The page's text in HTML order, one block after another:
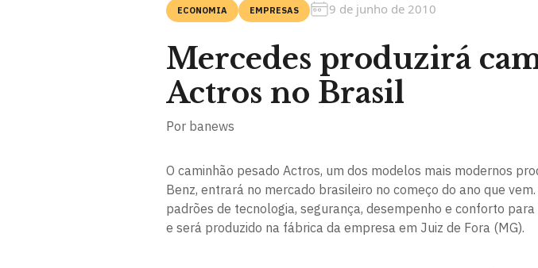
ECONOMIA EMPRESAS 9 de junho de 2010
Mercedes produzirá
Actros no Brasil
Por banews
O caminhão pesado Actros, um dos modelos mais modernos
Benz, entrará no mercado brasileiro no começo do ano que
padrões de tecnologia, segurança, desempenho e conforto
e será produzido na fábrica da empresa em Juiz de Fora (MG).